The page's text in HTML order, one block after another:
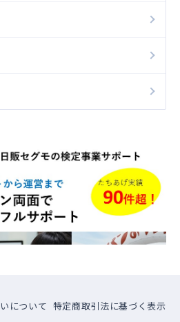
について 特定商取引法に基づく表示